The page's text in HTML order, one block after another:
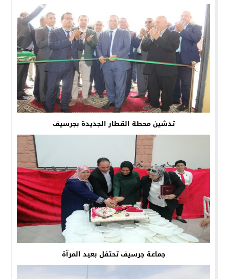
تدشين محطة القطار الجديدة بجرسيف
جماعة جرسيف تحتفل بعيد المرآة